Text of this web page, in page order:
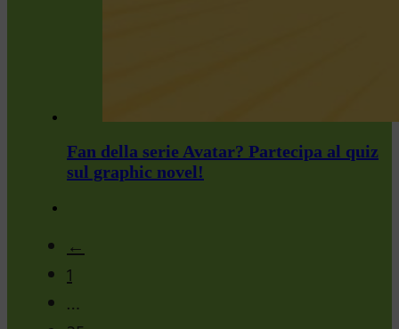
Fan della serie Avatar? Partecipa al quiz
sul graphic novel!
←
1
…